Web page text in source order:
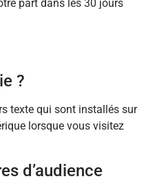
part dans les 30 jours
?
texte qui sont installés sur
lorsque vous visitez
d’audience